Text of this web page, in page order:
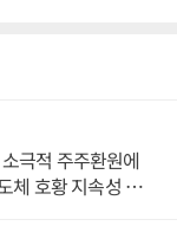
극적 주주환원에
체 호황 지속성 의